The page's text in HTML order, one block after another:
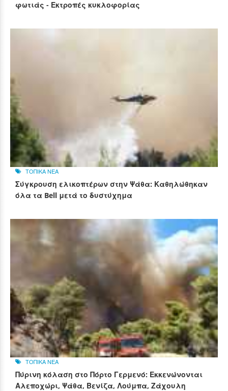
φωτιάς - Εκτροπές κυκλοφορίας
ΤΟΠΙΚΑ ΝΕΑ
Σύγκρουση ελικοπτέρων στην Ψάθα: Καθηλώθηκαν
όλα τα Bell μετά το δυστύχημα
ΤΟΠΙΚΑ ΝΕΑ
Πύρινη κόλαση στο Πόρτο Γερμενό: Εκκενώνονται
Αλεποχώρι, Ψάθα, Βενίζα, Λούμπα, Ζάχουλη